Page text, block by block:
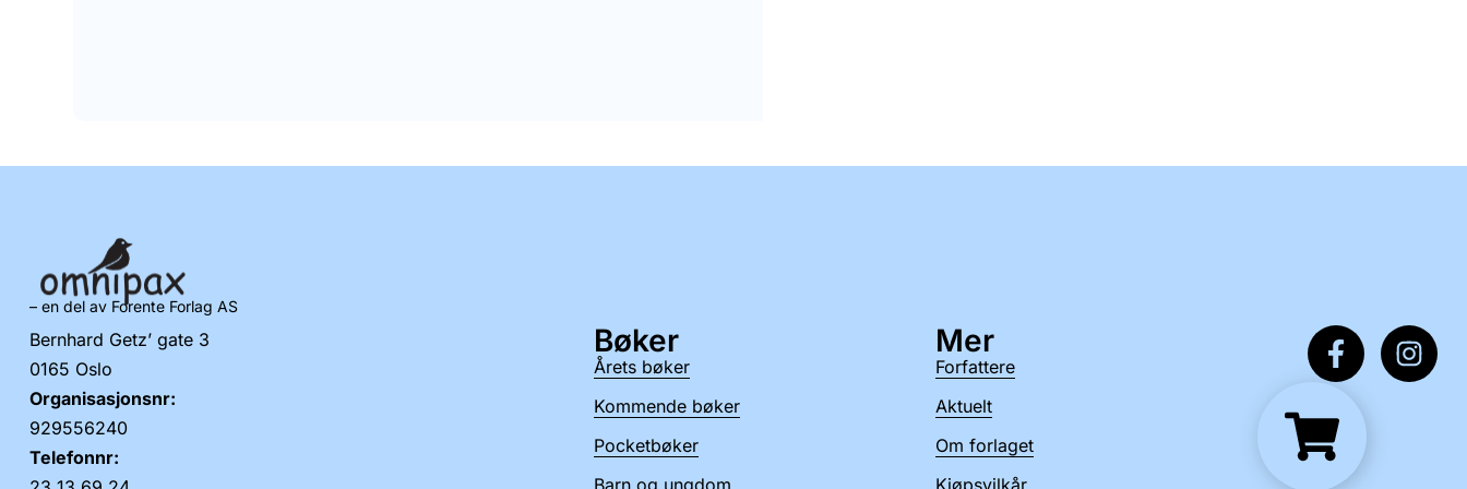
– en del av Forente Forlag AS
Bernhard Getz’ gate 3
0165 Oslo
Organisasjonsnr:
929556240
Telefonnr:
Bøker
Årets bøker
Kommende bøker
Pocketbøker
Barn og ungdom
Mer
Forfattere
Aktuelt
Om forlaget
Kjøpsvilkår